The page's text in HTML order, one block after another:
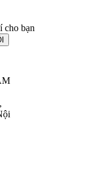
cho bạn